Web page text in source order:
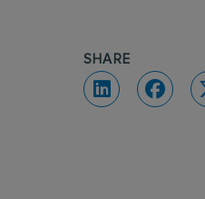
SHARE